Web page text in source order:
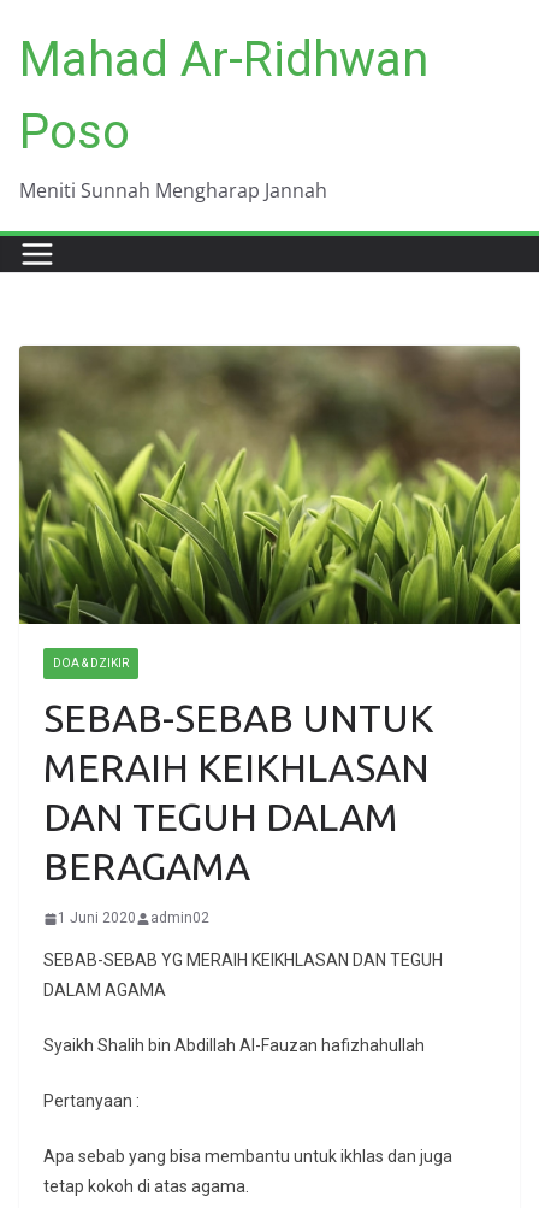
content
Mahad Ar-Ridhwan
Poso
Meniti Sunnah Mengharap Jannah
DOA & DZIKIR
SEBAB-SEBAB UNTUK
MERAIH KEIKHLASAN
DAN TEGUH DALAM
BERAGAMA
1 Juni 2020 admin02
SEBAB-SEBAB YG MERAIH KEIKHLASAN DAN TEGUH
DALAM AGAMA
Syaikh Shalih bin Abdillah Al-Fauzan hafizhahullah
Pertanyaan :
Apa sebab yang bisa membantu untuk ikhlas dan juga
tetap kokoh di atas agama.